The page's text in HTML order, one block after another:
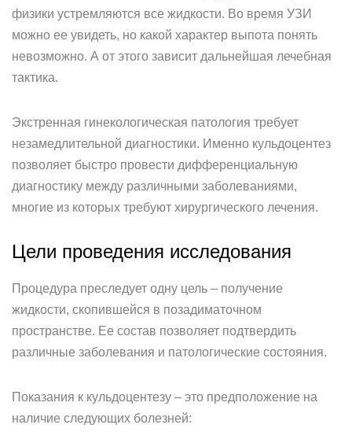
физики устремляются все жидкости. Во время УЗИ
можно ее увидеть, но какой характер выпота понять
невозможно. А от этого зависит дальнейшая лечебная
тактика.
Экстренная гинекологическая патология требует
незамедлительной диагностики. Именно кульдоцентез
позволяет быстро провести дифференциальную
диагностику между различными заболеваниями,
многие из которых требуют хирургического лечения.
Цели проведения исследования
Процедура преследует одну цель – получение
жидкости, скопившейся в позадиматочном
пространстве. Ее состав позволяет подтвердить
различные заболевания и патологические состояния.
Показания к кульдоцентезу – это предположение на
наличие следующих болезней: